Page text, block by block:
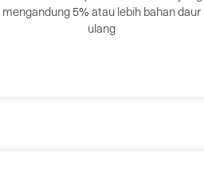
mengandung 5% atau lebih bahan daur
ulang